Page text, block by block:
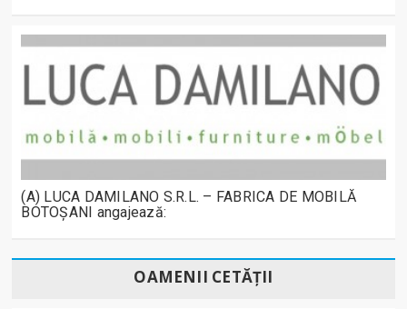
(A) LUCA DAMILANO S.R.L. – FABRICA DE MOBILĂ
BOTOȘANI angajează:
OAMENII CETĂȚII